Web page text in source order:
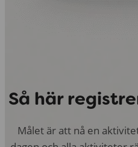
Så här
Målet är att nå en